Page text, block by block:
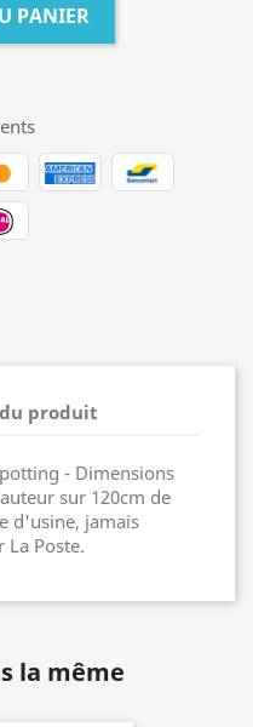
PANIER
produit
- Dimensions
sur 120cm de
d'usine, jamais
La Poste.
la même